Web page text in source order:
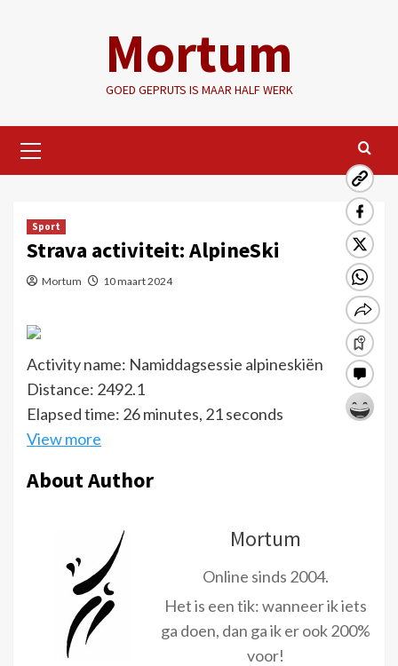
Mortum
GOED GEPRUTS IS MAAR HALF WERK
menu
Sport
Strava activiteit: AlpineSki
Mortum 10 maart 2024
Activity name: Namiddagsessie alpineskiën
Distance: 2492.1
Elapsed time: 26 minutes, 21 seconds
View more
About Author
Mortum
Online sinds 2004.
Het is een tik: wanneer ik iets
ga doen, dan ga ik er ook 200%
voor!